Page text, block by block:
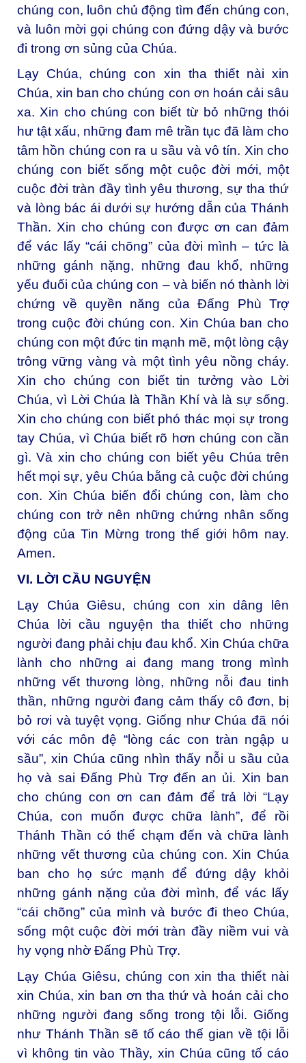
chúng con, luôn chủ động tìm đến chúng con,
và luôn mời gọi chúng con đứng dậy và bước
đi trong ơn sủng của Chúa.
Lạy Chúa, chúng con xin tha thiết nài xin
Chúa, xin ban cho chúng con ơn hoán cải sâu
xa. Xin cho chúng con biết từ bỏ những thói
hư tật xấu, những đam mê trần tục đã làm cho
tâm hồn chúng con ra u sầu và vô tín. Xin cho
chúng con biết sống một cuộc đời mới, một
cuộc đời tràn đầy tình yêu thương, sự tha thứ
và lòng bác ái dưới sự hướng dẫn của Thánh
Thần. Xin cho chúng con được ơn can đảm
để vác lấy “cái chõng” của đời mình – tức là
những gánh nặng, những đau khổ, những
yếu đuối của chúng con – và biến nó thành lời
chứng về quyền năng của Đấng Phù Trợ
trong cuộc đời chúng con. Xin Chúa ban cho
chúng con một đức tin mạnh mẽ, một lòng cậy
trông vững vàng và một tình yêu nồng cháy.
Xin cho chúng con biết tin tưởng vào Lời
Chúa, vì Lời Chúa là Thần Khí và là sự sống.
Xin cho chúng con biết phó thác mọi sự trong
tay Chúa, vì Chúa biết rõ hơn chúng con cần
gì. Và xin cho chúng con biết yêu Chúa trên
hết mọi sự, yêu Chúa bằng cả cuộc đời chúng
con. Xin Chúa biến đổi chúng con, làm cho
chúng con trở nên những chứng nhân sống
động của Tin Mừng trong thế giới hôm nay.
Amen.
VI. LỜI CẦU NGUYỆN
Lạy Chúa Giêsu, chúng con xin dâng lên
Chúa lời cầu nguyện tha thiết cho những
người đang phải chịu đau khổ. Xin Chúa chữa
lành cho những ai đang mang trong mình
những vết thương lòng, những nỗi đau tinh
thần, những người đang cảm thấy cô đơn, bị
bỏ rơi và tuyệt vọng. Giống như Chúa đã nói
với các môn đệ “lòng các con tràn ngập u
sầu”, xin Chúa cũng nhìn thấy nỗi u sầu của
họ và sai Đấng Phù Trợ đến an ủi. Xin ban
cho chúng con ơn can đảm để trả lời “Lạy
Chúa, con muốn được chữa lành”, để rồi
Thánh Thần có thể chạm đến và chữa lành
những vết thương của chúng con. Xin Chúa
ban cho họ sức mạnh để đứng dậy khỏi
những gánh nặng của đời mình, để vác lấy
“cái chõng” của mình và bước đi theo Chúa,
sống một cuộc đời mới tràn đầy niềm vui và
hy vọng nhờ Đấng Phù Trợ.
Lạy Chúa Giêsu, chúng con xin tha thiết nài
xin Chúa, xin ban ơn tha thứ và hoán cải cho
những người đang sống trong tội lỗi. Giống
như Thánh Thần sẽ tố cáo thế gian về tội lỗi
vì không tin vào Thầy, xin Chúa cũng tố cáo